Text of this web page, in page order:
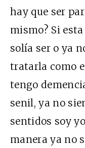
hay que ser
mismo? Si
solía ser o ya
tratarla como
tengo
senil, ya no
sentidos soy
manera ya no